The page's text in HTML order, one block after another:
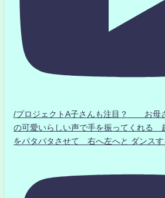
/プロジェクトA子さんも注目？ お母
の可愛いらしい声で手を振ってくれる
をパタパタさせて 右へ左へと ダンスす